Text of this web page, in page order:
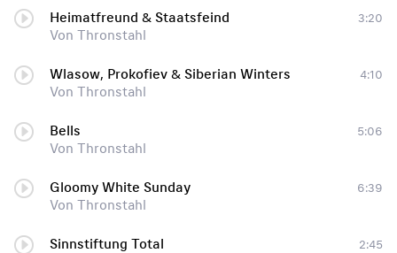
Heimatfreund & Staatsfeind
Von Thronstahl
3:20
Wlasow, Prokofiev & Siberian Winters
Von Thronstahl
4:10
Bells
Von Thronstahl
5:06
Gloomy White Sunday
Von Thronstahl
6:39
Sinnstiftung Total
2:45